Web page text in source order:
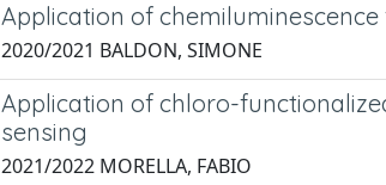
Application of
2020/2021 BALDON, SIMONE
Application of chloro-
sensing
2021/2022 MORELLA, FABIO